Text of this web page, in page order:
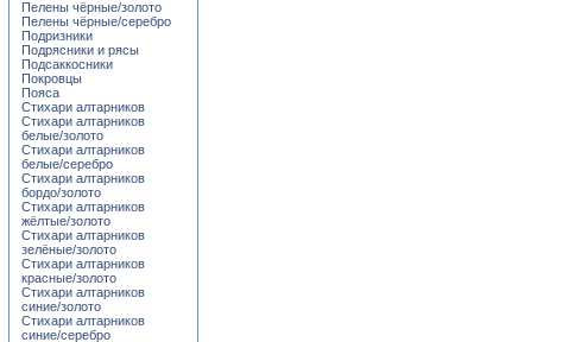
Пелены чёрные/золото
Пелены чёрные/серебро
Подризники
Подрясники и рясы
Подсаккосники
Покровцы
Пояса
Стихари алтарников
Стихари алтарников
белые/золото
Стихари алтарников
белые/серебро
Стихари алтарников
бордо/золото
Стихари алтарников
жёлтые/золото
Стихари алтарников
зелёные/золото
Стихари алтарников
красные/золото
Стихари алтарников
синие/золото
Стихари алтарников
синие/серебро